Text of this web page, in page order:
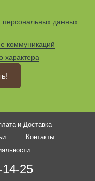
персональных данных
коммуникаций
характера
и Доставка
Контакты
25